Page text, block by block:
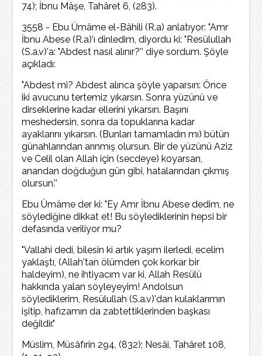
74); İbnu Mâşe, Tahâret 6, (283).
3558 - Ebu Ümâme el-Bâhili (R.a) anlatıyor: "Amr
İbnu Abese (R.a)'ı dinledim, diyordu ki: "Resülullah
(S.a.v)'a: "Abdest nasıl alınır?'' diye sordum. Şöyle
açıkladı:
"Abdest mi? Abdest alınca şöyle yaparsın: Önce
iki avucunu tertemiz yıkarsın. Sonra yüzünü ve
dirseklerine kadar ellerini yıkarsın. Başını
meshedersin, sonra da topuklarına kadar
ayaklarını yıkarsın. (Bunları tamamladın mı) bütün
günahlarından arınmış olursun. Bir de yüzünü Aziz
ve Celil olan Allah için (secdeye) koyarsan,
anandan doğduğun gün gibi, hatalarından çıkmış
olursun.''
Ebu Ümâme der ki: "Ey Amr İbnu Abese dedim, ne
söylediğine dikkat et! Bu söylediklerinin hepsi bir
defasında veriliyor mu?
"Vallahi dedi, bilesin ki artık yaşım ilerledi, ecelim
yaklaştı, (Allah'tan ölümden çok korkar bir
haldeyim), ne ihtiyacım var ki, Allah Resülü
hakkında yalan söyleyeyim! Andolsun
söylediklerim, Resülullah (S.a.v)'dan kulaklarımın
işitip, hafızamın da zabtettiklerinden başkası
değildir."
Müslim, Müsâfırin 294, (832); Nesâi, Tahâret 108,